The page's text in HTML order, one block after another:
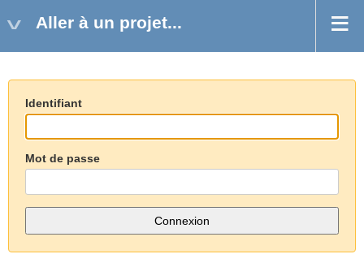
Aller à un projet...
Identifiant
Mot de passe